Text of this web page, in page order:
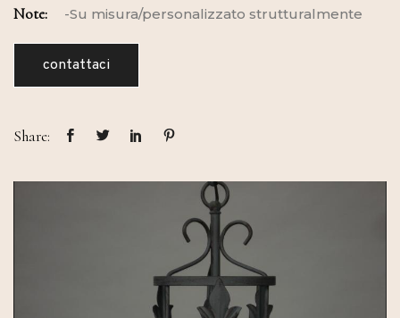
Note: -Su misura/personalizzato strutturalmente
contattaci
Share: